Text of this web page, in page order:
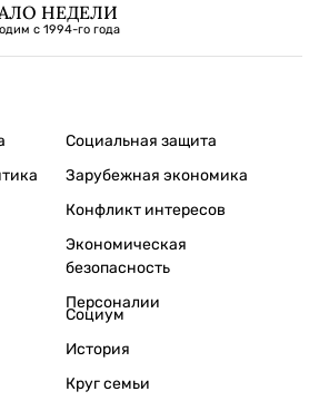
НЕДЕЛИ
с 1994-го года
Социальная защита
Зарубежная экономика
Конфликт интересов
Экономическая
безопасность
Персоналии
Социум
История
Круг семьи